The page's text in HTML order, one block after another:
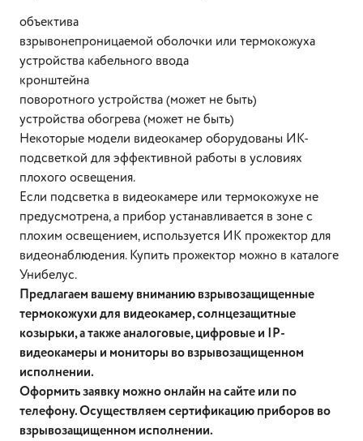
объектива
взрывонепроницаемой оболочки или термокожуха
устройства кабельного ввода
кронштейна
поворотного устройства (может не быть)
устройства обогрева (может не быть)
Некоторые модели видеокамер оборудованы ИК-
подсветкой для эффективной работы в условиях
плохого освещения.
Если подсветка в видеокамере или термокожухе не
предусмотрена, а прибор устанавливается в зоне с
плохим освещением, используется ИК прожектор для
видеонаблюдения. Купить прожектор можно в каталоге
Унибелус.
Предлагаем вашему вниманию взрывозащищенные
термокожухи для видеокамер, солнцезащитные
козырьки, а также аналоговые, цифровые и IP-
видеокамеры и мониторы во взрывозащищенном
исполнении.
Оформить заявку можно онлайн на сайте или по
телефону. Осуществляем сертификацию приборов во
взрывозащищенном исполнении.